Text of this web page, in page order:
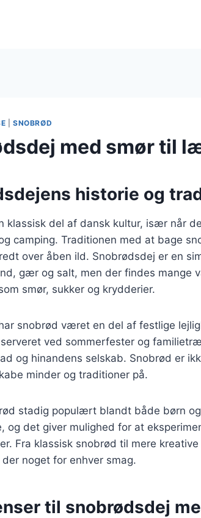
SNOBRØD
med smør til
historie og
klassisk del af dansk kultur, især når
camping. Traditionen med at bage
over åben ild. Snobrødsdej er en
gær og salt, men der findes mange
smør, sukker og krydderier.
snobrød været en del af festlige
ved sommerfester og
og hinandens selskab. Snobrød er
minder og traditioner på.
stadig populært blandt både børn
og det giver mulighed for at
Fra klassisk snobrød til mere
noget for enhver smag.
til snobrødsdej